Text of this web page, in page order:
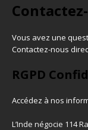
Vous avez une
Contactez-nous
RGPD
Accédez à nos
L’Inde négocie 114